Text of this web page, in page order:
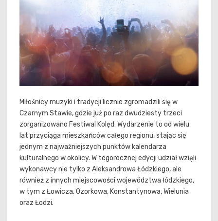
Miłośnicy muzyki i tradycji licznie zgromadzili się w
Czarnym Stawie, gdzie już po raz dwudziesty trzeci
zorganizowano Festiwal Kolęd. Wydarzenie to od wielu
lat przyciąga mieszkańców całego regionu, stając się
jednym z najważniejszych punktów kalendarza
kulturalnego w okolicy. W tegorocznej edycji udział wzięli
wykonawcy nie tylko z Aleksandrowa Łódzkiego, ale
również z innych miejscowości województwa łódzkiego,
w tym z Łowicza, Ozorkowa, Konstantynowa, Wielunia
oraz Łodzi.